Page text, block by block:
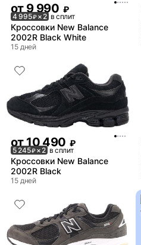
от 9 990 ₽
4 995₽× 2 в сплит
Кроссовки New Balance
2002R Black White
15 дней
от10 490 ₽
5 245₽× 2 в сплит
Кроссовки New Balance
2002R Black
15 дней